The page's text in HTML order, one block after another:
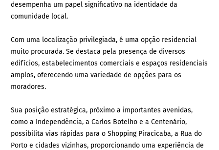
desempenha um papel significativo na identidade da
comunidade local.
Com uma localização privilegiada, é uma opção residencial
muito procurada. Se destaca pela presença de diversos
edifícios, estabelecimentos comerciais e espaços residenciais
amplos, oferecendo uma variedade de opções para os
moradores.
Sua posição estratégica, próximo a importantes avenidas,
como a Independência, a Carlos Botelho e a Centenário,
possibilita vias rápidas para o Shopping Piracicaba, a Rua do
Porto e cidades vizinhas, proporcionando uma experiência de